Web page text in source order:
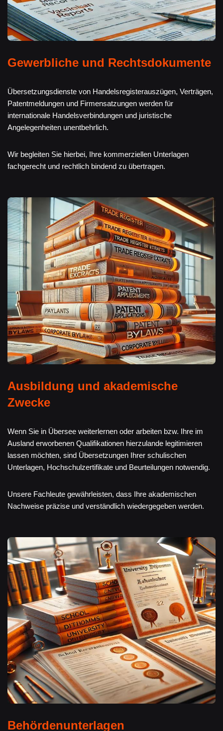
Gewerbliche und Rechtsdokumente
Übersetzungsdienste von Handelsregisterauszügen, Verträgen,
Patentmeldungen und Firmensatzungen werden für
internationale Handelsverbindungen und juristische
Angelegenheiten unentbehrlich.
Wir begleiten Sie hierbei, Ihre kommerziellen Unterlagen
fachgerecht und rechtlich bindend zu übertragen.
Ausbildung und akademische
Zwecke
Wenn Sie in Übersee weiterlernen oder arbeiten bzw. Ihre im
Ausland erworbenen Qualifikationen hierzulande legitimieren
lassen möchten, sind Übersetzungen Ihrer schulischen
Unterlagen, Hochschulzertifikate und Beurteilungen notwendig.
Unsere Fachleute gewährleisten, dass Ihre akademischen
Nachweise präzise und verständlich wiedergegeben werden.
Behördenunterlagen